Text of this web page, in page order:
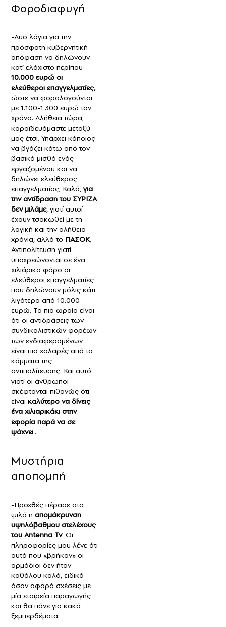
Φοροδιαφυγή
-Δυο λόγια για την
πρόσφατη κυβερνητική
απόφαση να δηλώνουν
κατ’ ελάχιστο περίπου
10.000 ευρώ οι
ελεύθεροι επαγγελματίες,
ώστε να φορολογούνται
με 1.100-1.300 ευρώ τον
χρόνο. Αλήθεια τώρα,
κοροϊδευόμαστε μεταξύ
μας έτσι; Υπάρχει κάποιος
να βγάζει κάτω από τον
βασικό μισθό ενός
εργαζομένου και να
δηλώνει ελεύθερος
επαγγελματίας; Καλά, για
την αντίδραση του ΣΥΡΙΖΑ
δεν μιλάμε, γιατί αυτοί
έχουν τσακωθεί με τη
λογική και την αλήθεια
χρόνια, αλλά το ΠΑΣΟΚ;
Αντιπολίτευση γιατί
υποχρεώνονται σε ένα
χιλιάρικο φόρο οι
ελεύθεροι επαγγελματίες
που δηλώνουν μόλις κάτι
λιγότερο από 10.000
ευρώ; Το πιο ωραίο είναι
ότι οι αντιδράσεις των
συνδικαλιστικών φορέων
των ενδιαφερομένων
είναι πιο χαλαρές από τα
κόμματα της
αντιπολίτευσης. Και αυτό
γιατί οι άνθρωποι
σκέφτονται πιθανώς ότι
είναι καλύτερο να δίνεις
ένα χιλιαρικάκι στην
εφορία παρά να σε
ψάχνει…
Μυστήρια
αποπομπή
-Προχθές πέρασε στα
ψιλά η απομάκρυνση
υψηλόβαθμου στελέχους
του Antenna Tv. Οι
πληροφορίες μου λένε ότι
αυτά που «βρήκαν» οι
αρμόδιοι δεν ήταν
καθόλου καλά, ειδικά
όσον αφορά σχέσεις με
μία εταιρεία παραγωγής
και θα πάνε για κακά
ξεμπερδέματα.